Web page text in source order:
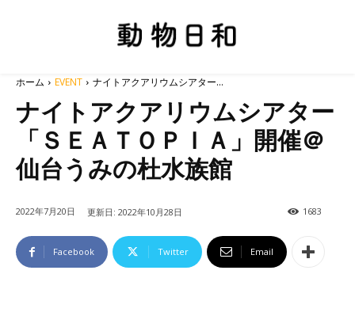
ホーム EVENT ナイトアクアリウムシアター...
ナイトアクアリウムシアター
「ＳＥＡＴＯＰＩＡ」開催＠
仙台うみの杜水族館
2022年7月20日 更新日: 2022年10月28日 1683
Facebook Twitter Email